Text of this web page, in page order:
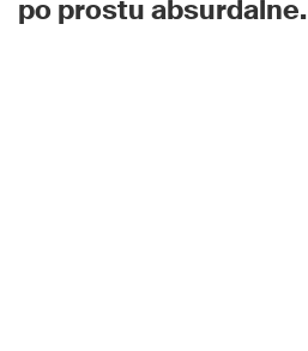
po prostu absurdalne.